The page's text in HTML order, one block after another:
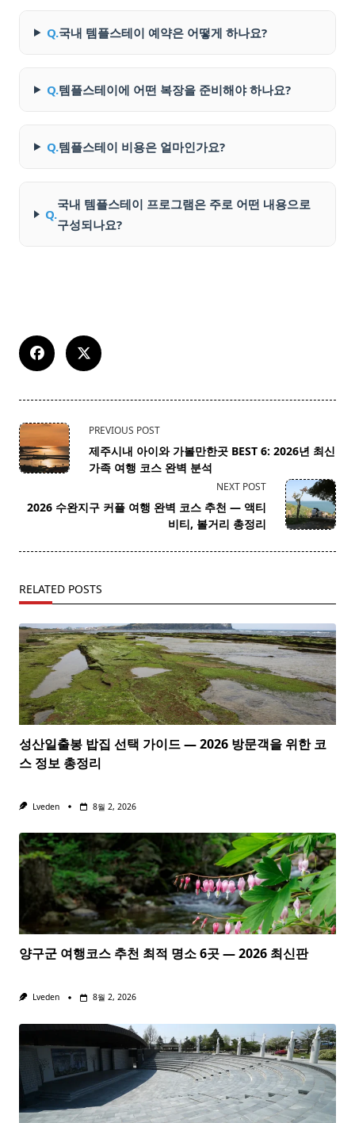
Q.국내 템플스테이 예약은 어떻게 하나요?
Q.템플스테이에 어떤 복장을 준비해야 하나요?
Q.템플스테이 비용은 얼마인가요?
Q.
국내 템플스테이 프로그램은 주로 어떤 내용으로
구성되나요?
<span
class="nav-
subtitle
reader-
PREVIOUS POST
제주시내 아이와 가볼만한곳 BEST 6: 2026년 최신
가족 여행 코스 완벽 분석
NEXT POST
2026 수완지구 커플 여행 완벽 코스 추천 — 액티
비티, 볼거리 총정리
RELATED POSTS
성산일출봉 밥집 선택 가이드 — 2026 방문객을 위한 코
스 정보 총정리
Lveden 8월 2, 2026
양구군 여행코스 추천 최적 명소 6곳 — 2026 최신판
Lveden 8월 2, 2026